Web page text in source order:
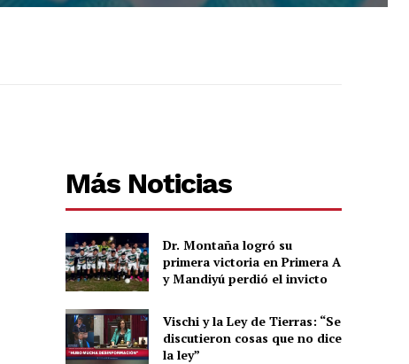
Más Noticias
Dr. Montaña logró su
primera victoria en Primera A
y Mandiyú perdió el invicto
Vischi y la Ley de Tierras: “Se
discutieron cosas que no dice
la ley”